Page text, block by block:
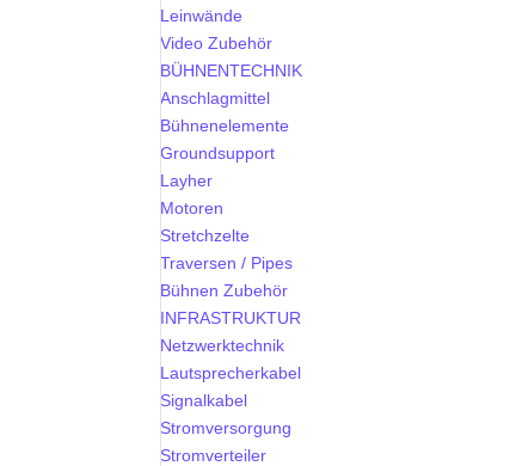
Leinwände
Video Zubehör
BÜHNENTECHNIK
Anschlagmittel
Bühnenelemente
Groundsupport
Layher
Motoren
Stretchzelte
Traversen / Pipes
Bühnen Zubehör
INFRASTRUKTUR
Netzwerktechnik
Lautsprecherkabel
Signalkabel
Stromversorgung
Stromverteiler